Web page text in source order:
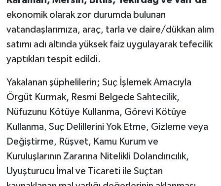
ekonomik olarak zor durumda bulunan
vatandaşlarımıza, araç, tarla ve daire/dükkan alım
satımı adı altında yüksek faiz uygulayarak tefecilik
yaptıkları tespit edildi.
Yakalanan şüphelilerin; Suç İşlemek Amacıyla
Örgüt Kurmak, Resmi Belgede Sahtecilik,
Nüfuzunu Kötüye Kullanma, Görevi Kötüye
Kullanma, Suç Delillerini Yok Etme, Gizleme veya
Değiştirme, Rüşvet, Kamu Kurum ve
Kuruluşlarının Zararına Nitelikli Dolandırıcılık,
Uyuşturucu İmal ve Ticareti ile Suçtan